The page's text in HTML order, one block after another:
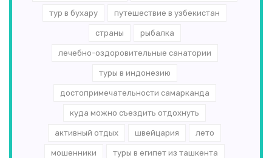
тур в бухару путешествие в узбекистан
страны рыбалка
лечебно-оздоровительные санатории
туры в индонезию
достопримечательности самарканда
куда можно съездить отдохнуть
активный отдых швейцария лето
мошенники туры в египет из ташкента